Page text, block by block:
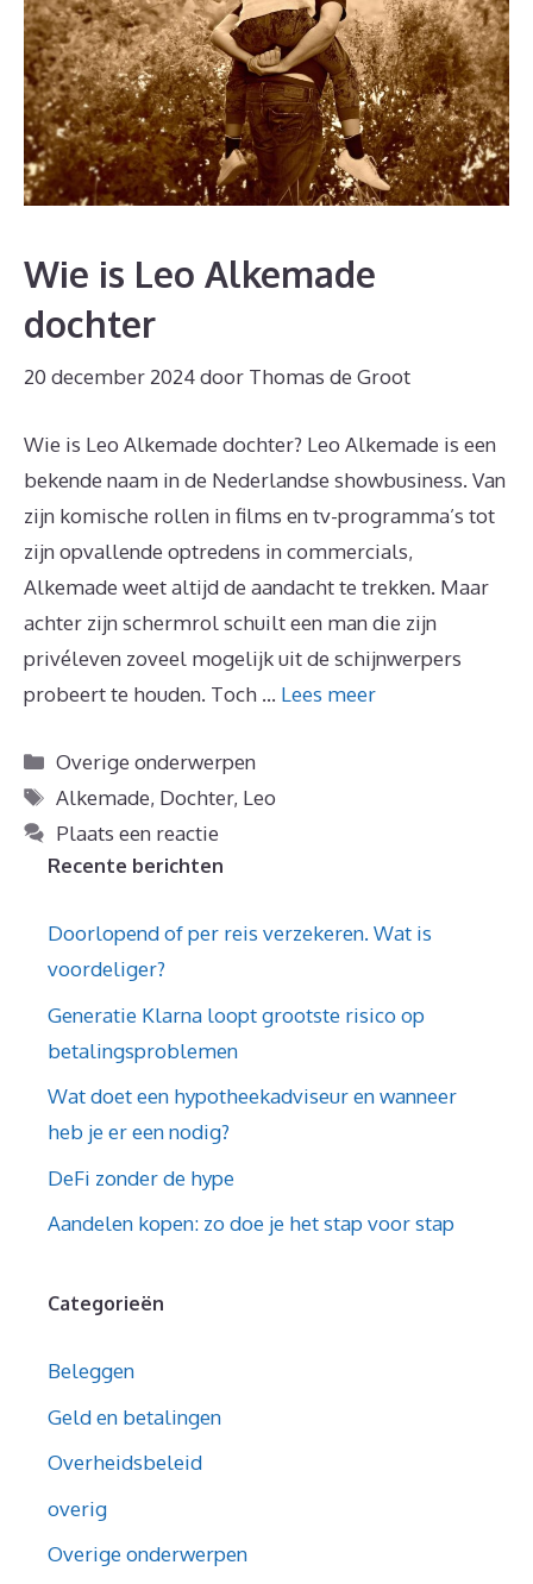
Wie is Leo Alkemade
dochter
20 december 2024door Thomas de Groot
Wie is Leo Alkemade dochter? Leo Alkemade is een
bekende naam in de Nederlandse showbusiness. Van
zijn komische rollen in films en tv-programma’s tot
zijn opvallende optredens in commercials,
Alkemade weet altijd de aandacht te trekken. Maar
achter zijn schermrol schuilt een man die zijn
privéleven zoveel mogelijk uit de schijnwerpers
probeert te houden. Toch … Lees meer
Categorieën
Overige onderwerpen
Tags
Alkemade, Dochter, Leo
Plaats een reactie
Recente berichten
Doorlopend of per reis verzekeren. Wat is
voordeliger?
Generatie Klarna loopt grootste risico op
betalingsproblemen
Wat doet een hypotheekadviseur en wanneer
heb je er een nodig?
DeFi zonder de hype
Aandelen kopen: zo doe je het stap voor stap
Categorieën
Beleggen
Geld en betalingen
Overheidsbeleid
overig
Overige onderwerpen